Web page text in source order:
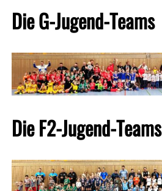
Die G-Jugend-Teams
Die F2-Jugend-Teams